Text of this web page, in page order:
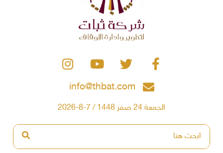
info@thbat.com
الجمعة 24 صفر 1448 / 7-8-2026